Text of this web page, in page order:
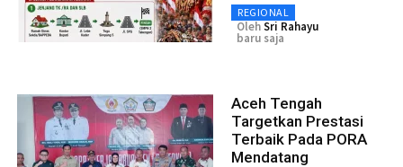
REGIONAL
OlehSri Rahayu
baru saja
Aceh Tengah
Targetkan Prestasi
Terbaik Pada PORA
Mendatang